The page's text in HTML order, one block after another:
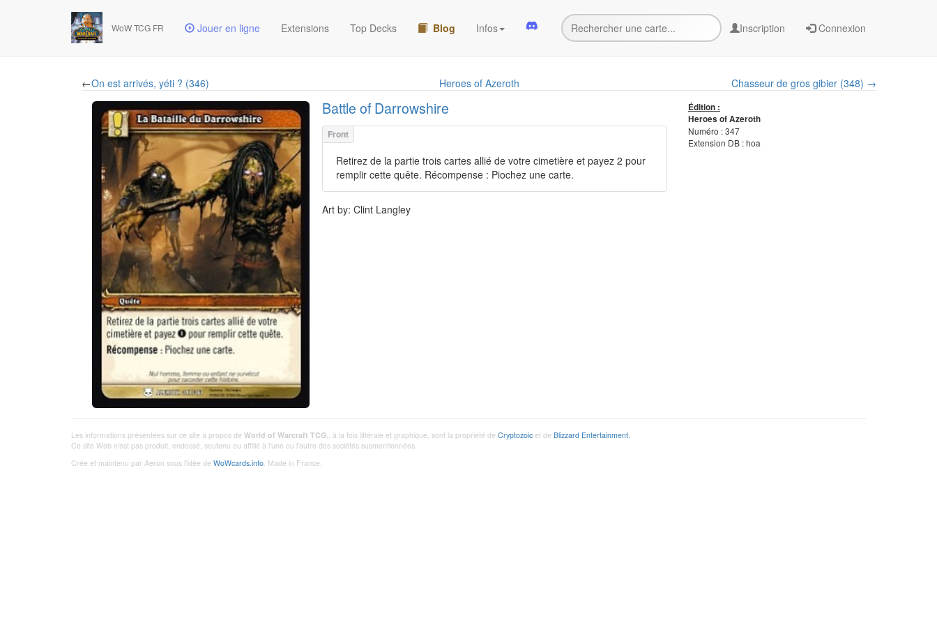
WoW TCG FR Jouer en ligne Extensions Top Decks Blog Infos Inscription Connexion
←On est arrivés, yéti ? (346) Heroes of Azeroth Chasseur de gros gibier (348) →
Battle of Darrowshire
Retirez de la partie trois cartes allié de votre cimetière et payez 2 pour
remplir cette quête. Récompense : Piochez une carte.
Art by: Clint Langley
Édition :
Heroes of Azeroth
Numéro : 347
Extension DB : hoa
Les informations présentées sur ce site à propos de World of Warcraft TCG,, à la fois littérale et graphique, sont la propriété de Cryptozoic et de Blizzard Entertainment.
Ce site Web n'est pas produit, endossé, soutenu ou affilié à l'une ou l'autre des sociétés susmentionnées.
Crée et maintenu par Aeron sous l'idée de WoWcards.info. Made in France.